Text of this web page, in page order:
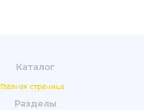
Каталог
Главная страница
Разделы